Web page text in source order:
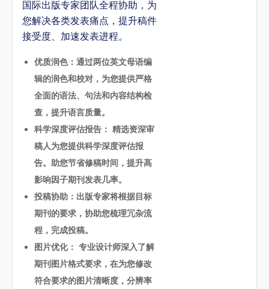
国际出版专家团队全程协助，为
您解决各类发表痛点，提升稿件
接受度、加速发表进程。
优质润色：通过两位英文母语编
辑的润色和校对，为您提供严格
全面的语法、句法和内容结构检
查，提升语言质量。
科学深度评估报告： 精选资深审
稿人为您提供科学深度评估报
告。助您节省修稿时间，提升高
影响因子期刊发表几率。
投稿协助：出版专家将根据目标
期刊的要求，协助您梳理冗杂流
程，完成投稿。
图片优化： 专业设计师深入了解
期刊图片格式要求，在为您修改
符合要求的图片清晰度，分辨率